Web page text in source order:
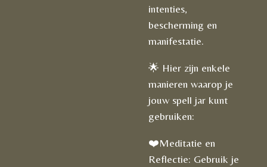
intenties,
bescherming en
manifestatie.
🌟 Hier zijn enkele
manieren waarop je
jouw spell jar kunt
gebruiken:
❤️Meditatie en
Reflectie: Gebruik je